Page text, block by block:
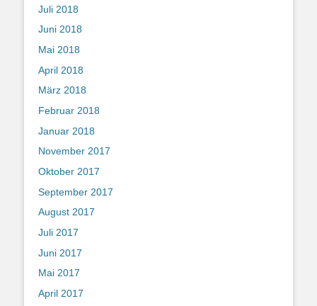
Juli 2018
Juni 2018
Mai 2018
April 2018
März 2018
Februar 2018
Januar 2018
November 2017
Oktober 2017
September 2017
August 2017
Juli 2017
Juni 2017
Mai 2017
April 2017